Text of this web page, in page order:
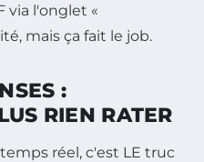
via l'onglet «
mais ça fait le job.
:
RIEN RATER
réel, c'est LE truc